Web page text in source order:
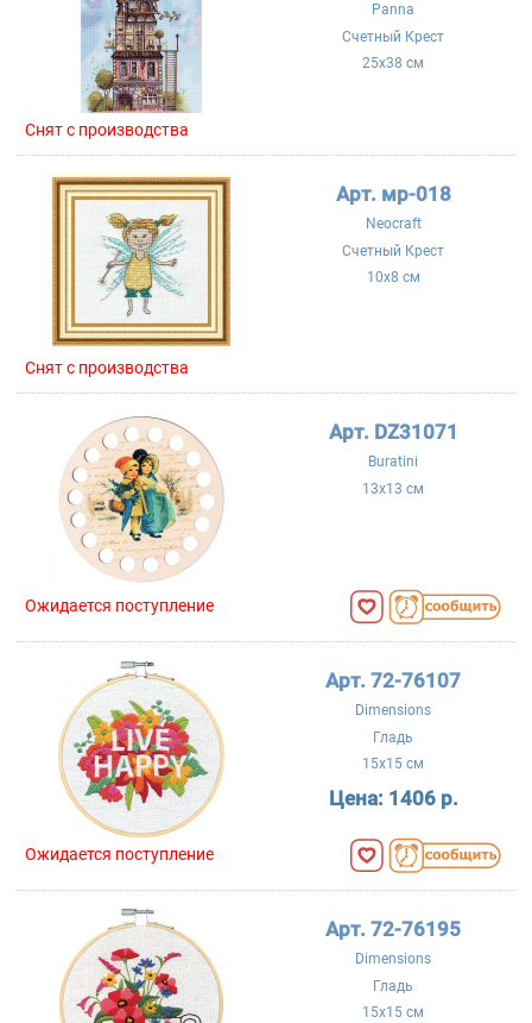
Panna
Счетный Крест
25x38 см
Cнят с производства
Арт. мр-018
Neocraft
Счетный Крест
10x8 см
Cнят с производства
Арт. DZ31071
Buratini
13x13 см
Ожидается поступление
Арт. 72-76107
Dimensions
Гладь
15x15 см
Цена: 1406 р.
Ожидается поступление
Арт. 72-76195
Dimensions
Гладь
15x15 см